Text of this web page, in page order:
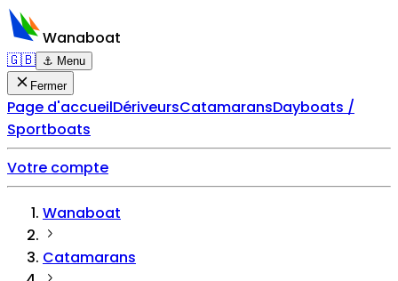
Wanaboat
🇬🇧 ⚓ Menu
Fermer
Page d'accueilDériveursCatamaransDayboats /
Sportboats
Votre compte
Wanaboat
Catamarans